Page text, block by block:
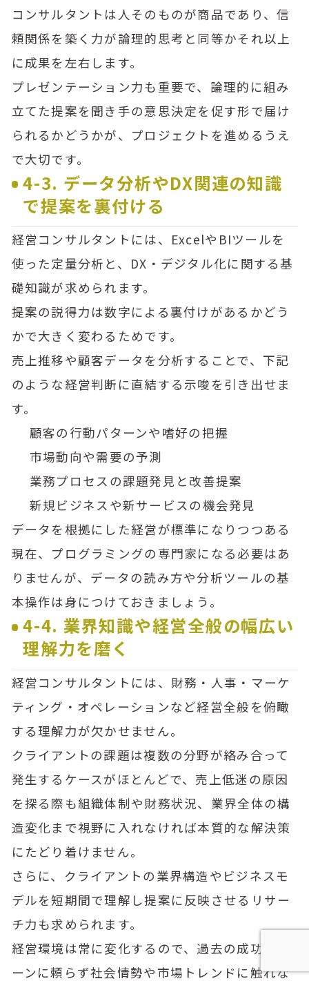
コンサルタントは人そのものが商品であり、信
頼関係を築く力が論理的思考と同等かそれ以上
に成果を左右します。
プレゼンテーション力も重要で、論理的に組み
立てた提案を聞き手の意思決定を促す形で届け
られるかどうかが、プロジェクトを進めるうえ
で大切です。
4-3. データ分析やDX関連の知識
で提案を裏付ける
経営コンサルタントには、ExcelやBIツールを
使った定量分析と、DX・デジタル化に関する基
礎知識が求められます。
提案の説得力は数字による裏付けがあるかどう
かで大きく変わるためです。
売上推移や顧客データを分析することで、下記
のような経営判断に直結する示唆を引き出せま
す。
顧客の行動パターンや嗜好の把握
市場動向や需要の予測
業務プロセスの課題発見と改善提案
新規ビジネスや新サービスの機会発見
データを根拠にした経営が標準になりつつある
現在、プログラミングの専門家になる必要はあ
りませんが、データの読み方や分析ツールの基
本操作は身につけておきましょう。
4-4. 業界知識や経営全般の幅広い
理解力を磨く
経営コンサルタントには、財務・人事・マーケ
ティング・オペレーションなど経営全般を俯瞰
する理解力が欠かせません。
クライアントの課題は複数の分野が絡み合って
発生するケースがほとんどで、売上低迷の原因
を探る際も組織体制や財務状況、業界全体の構
造変化まで視野に入れなければ本質的な解決策
にたどり着けません。
さらに、クライアントの業界構造やビジネスモ
デルを短期間で理解し提案に反映させるリサー
チ力も求められます。
経営環境は常に変化するので、過去の成功パタ
ーンに頼らず社会情勢や市場トレンドに触れな